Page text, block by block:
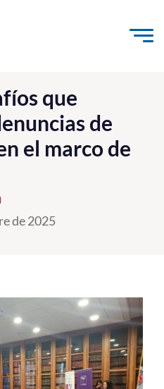
que
de
el marco de
de 2025